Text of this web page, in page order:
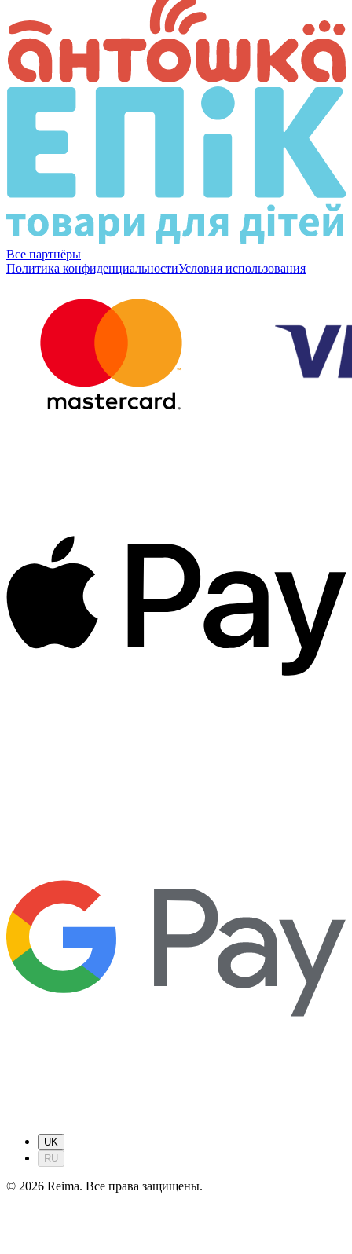
Все партнёры
Политика конфиденциальностиУсловия использования
UK
RU
© 2026 Reima. Все права защищены.